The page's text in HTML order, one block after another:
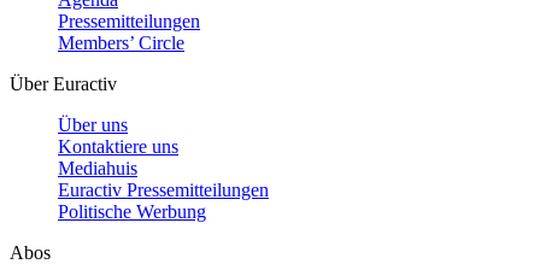
Pressemitteilungen
Members’ Circle
Über Euractiv
Über uns
Kontaktiere uns
Mediahuis
Euractiv Pressemitteilungen
Politische Werbung
Abos